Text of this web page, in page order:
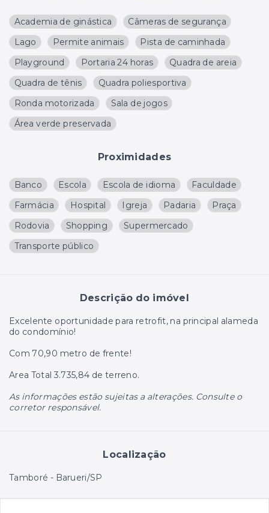
Academia de ginástica
Câmeras de segurança
Lago
Permite animais
Pista de caminhada
Playground
Portaria 24 horas
Quadra de areia
Quadra de tênis
Quadra poliesportiva
Ronda motorizada
Sala de jogos
Área verde preservada
Proximidades
Banco Escola Escola de idioma
Faculdade
Farmácia
Hospital Igreja Padaria
Praça
Rodovia
Shopping
Supermercado
Transporte público
Descrição do imóvel
Excelente oportunidade para retrofit, na principal alameda
do condomínio!
Com 70,90 metro de frente!
Area Total 3.735,84 de terreno.
As informações estão sujeitas a alterações. Consulte o
corretor responsável.
Localização
Tamboré - Barueri/SP